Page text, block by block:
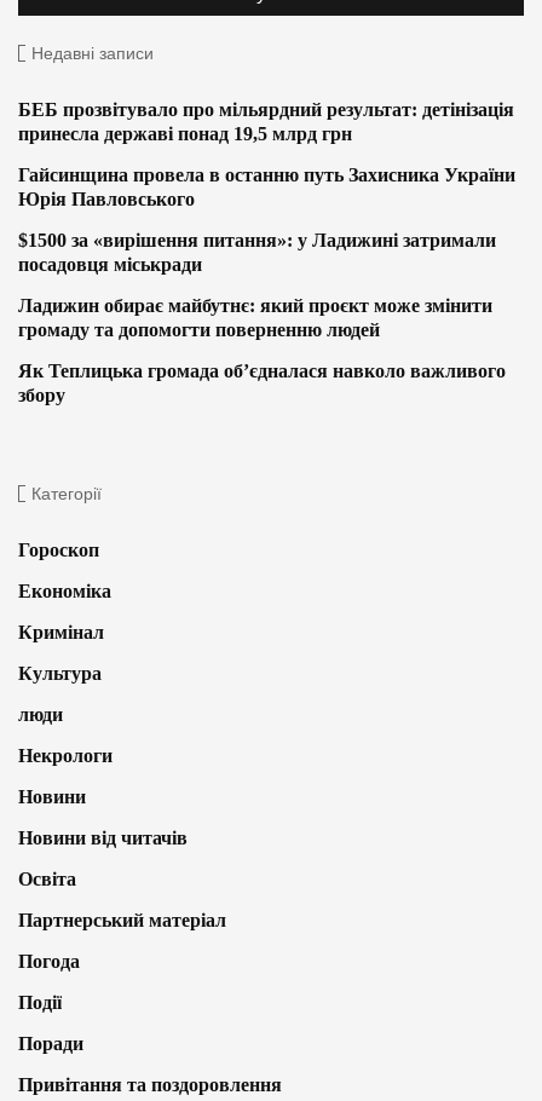
Недавні записи
БЕБ прозвітувало про мільярдний результат: детінізація
принесла державі понад 19,5 млрд грн
Гайсинщина провела в останню путь Захисника України
Юрія Павловського
$1500 за «вирішення питання»: у Ладижині затримали
посадовця міськради
Ладижин обирає майбутнє: який проєкт може змінити
громаду та допомогти поверненню людей
Як Теплицька громада об’єдналася навколо важливого
збору
Категорії
Гороскоп
Економіка
Кримінал
Культура
люди
Некрологи
Новини
Новини від читачів
Освіта
Партнерський матеріал
Погода
Події
Поради
Привітання та поздоровлення